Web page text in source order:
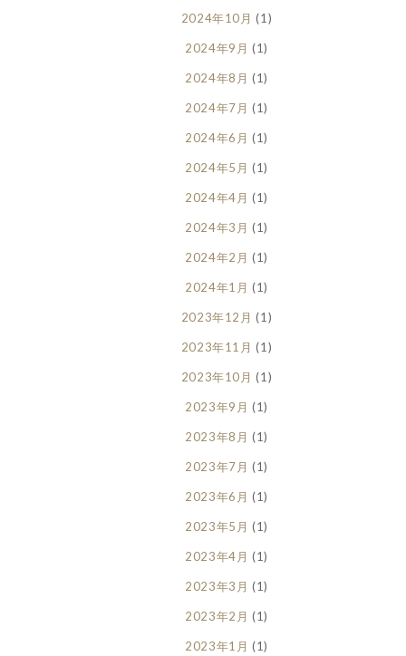
2024年10月 (1)
2024年9月 (1)
2024年8月 (1)
2024年7月 (1)
2024年6月 (1)
2024年5月 (1)
2024年4月 (1)
2024年3月 (1)
2024年2月 (1)
2024年1月 (1)
2023年12月 (1)
2023年11月 (1)
2023年10月 (1)
2023年9月 (1)
2023年8月 (1)
2023年7月 (1)
2023年6月 (1)
2023年5月 (1)
2023年4月 (1)
2023年3月 (1)
2023年2月 (1)
2023年1月 (1)